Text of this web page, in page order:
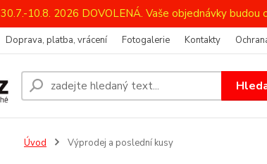
30.7.-10.8. 2026 DOVOLENÁ. Vaše objednávky
Doprava, platba, vrácení Fotogalerie Kontakty
Úvod Výprodej a poslední kusy